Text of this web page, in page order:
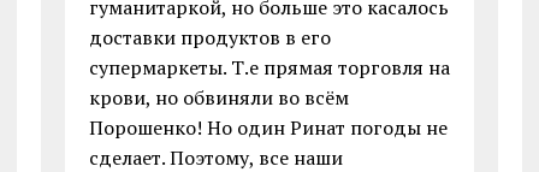
гуманитаркой, но больше это касалось
доставки продуктов в его
супермаркеты. Т.е прямая торговля на
крови, но обвиняли во всём
Порошенко! Но один Ринат погоды не
сделает. Поэтому, все наши